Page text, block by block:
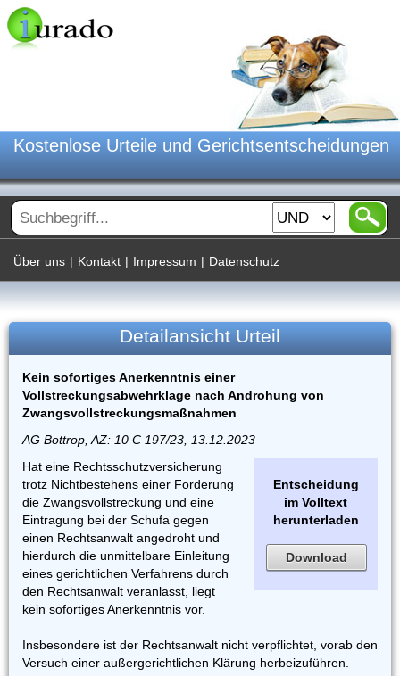
Kostenlose Urteile und Gerichtsentscheidungen
Über uns | Kontakt | Impressum | Datenschutz
Detailansicht Urteil
Kein sofortiges Anerkenntnis einer
Vollstreckungsabwehrklage nach Androhung von
Zwangsvollstreckungsmaßnahmen
AG Bottrop, AZ: 10 C 197/23, 13.12.2023
Entscheidung
im Volltext
herunterladen
Download
Hat eine Rechtsschutzversicherung
trotz Nichtbestehens einer Forderung
die Zwangsvollstreckung und eine
Eintragung bei der Schufa gegen
einen Rechtsanwalt angedroht und
hierdurch die unmittelbare Einleitung
eines gerichtlichen Verfahrens durch
den Rechtsanwalt veranlasst, liegt
kein sofortiges Anerkenntnis vor.
Insbesondere ist der Rechtsanwalt nicht verpflichtet, vorab den
Versuch einer außergerichtlichen Klärung herbeizuführen.